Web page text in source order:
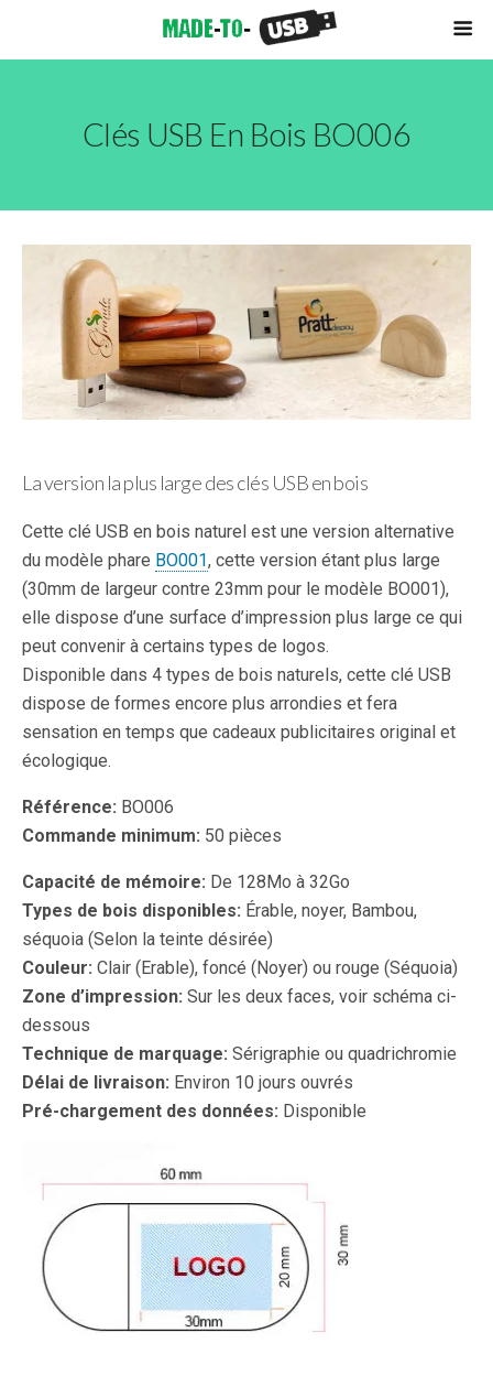
Clés USB En Bois BO006
La version la plus large des clés USB en bois
Cette clé USB en bois naturel est une version alternative
du modèle phare BO001, cette version étant plus large
(30mm de largeur contre 23mm pour le modèle BO001),
elle dispose d’une surface d’impression plus large ce qui
peut convenir à certains types de logos.
Disponible dans 4 types de bois naturels, cette clé USB
dispose de formes encore plus arrondies et fera
sensation en temps que cadeaux publicitaires original et
écologique.
Référence: BO006
Commande minimum: 50 pièces
Capacité de mémoire: De 128Mo à 32Go
Types de bois disponibles: Érable, noyer, Bambou,
séquoia (Selon la teinte désirée)
Couleur: Clair (Erable), foncé (Noyer) ou rouge (Séquoia)
Zone d’impression: Sur les deux faces, voir schéma ci-
dessous
Technique de marquage: Sérigraphie ou quadrichromie
Délai de livraison: Environ 10 jours ouvrés
Pré-chargement des données: Disponible